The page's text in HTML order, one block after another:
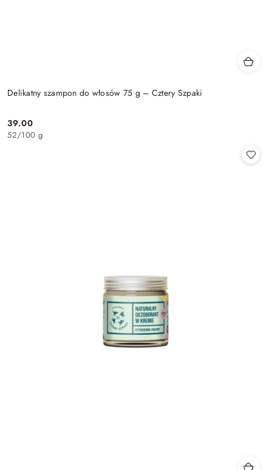
Delikatny szampon do włosów 75 g – Cztery Szpaki
Cena:
39.00
52/100 g